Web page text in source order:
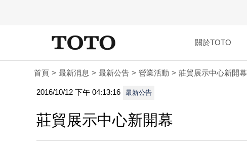
關於TOTO
首頁 最新消息 最新公告 營業活動 莊貿展示中心新開幕
2016/10/12 下午 04:13:16 最新公告
莊貿展示中心新開幕